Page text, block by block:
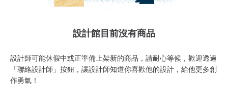
設計館目前沒有商品
設計師可能休假中或正準備上架新的商品，請耐心等候，歡迎透過
「聯絡設計師」按鈕，讓設計師知道你喜歡他的設計，給他更多創
作勇氣！